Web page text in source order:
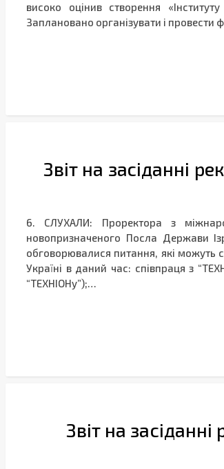
високо оцінив створення
Заплановано організувати і
Звіт на засіданні
6. СЛУХАЛИ: Проректора з
новопризначеного Посла Держави
обговорювалися питання, які можуть
Україні в даний час: співпраця з
“ТЕХНІОНу”);…
Звіт на засіданні